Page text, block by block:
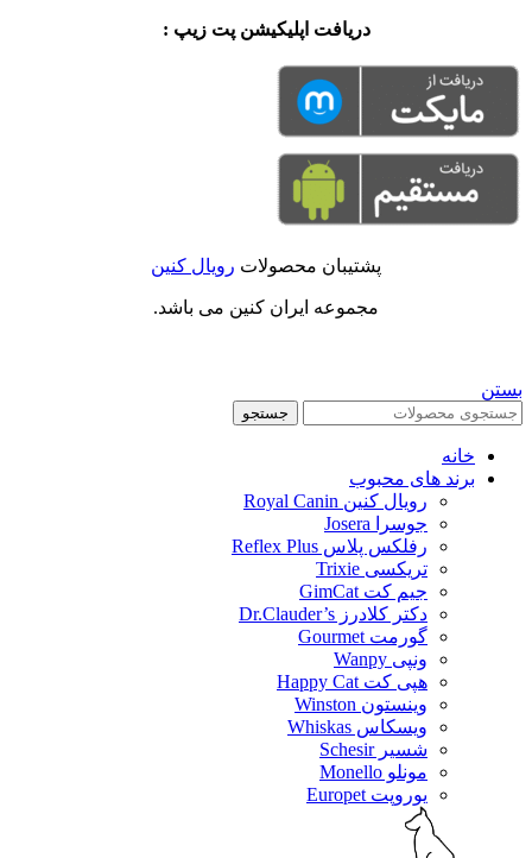
دریافت اپلیکیشن پت زیپ :
پشتیبان محصولات رویال کنین
مجموعه ایران کنین می باشد.
بستن
جستجو
خانه
برند های محبوب
رویال کنین Royal Canin
جوسرا Josera
رفلکس پلاس Reflex Plus
تریکسی Trixie
جیم کت GimCat
دکتر کلادرز Dr.Clauder’s
گورمت Gourmet
ونپی Wanpy
هپی کت Happy Cat
وینستون Winston
ویسکاس Whiskas
شسیر Schesir
مونلو Monello
یوروپت Europet